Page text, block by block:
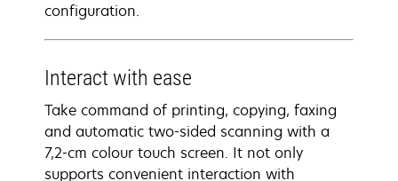
configuration.
Interact with ease
Take command of printing, copying, faxing
and automatic two-sided scanning with a
7,2-cm colour touch screen. It not only
supports convenient interaction with